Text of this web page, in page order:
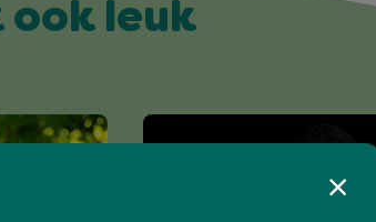
ook leuk